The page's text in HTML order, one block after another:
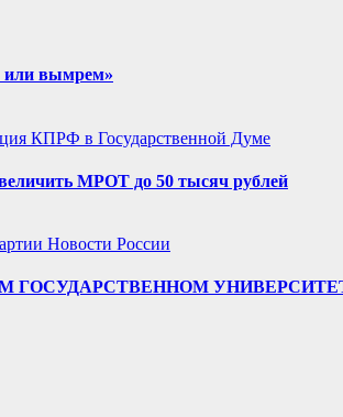
или вымрем»
КПРФ в Государственной Думе
МРОТ до 50 тысяч рублей
Новости России
ГОСУДАРСТВЕННОМ